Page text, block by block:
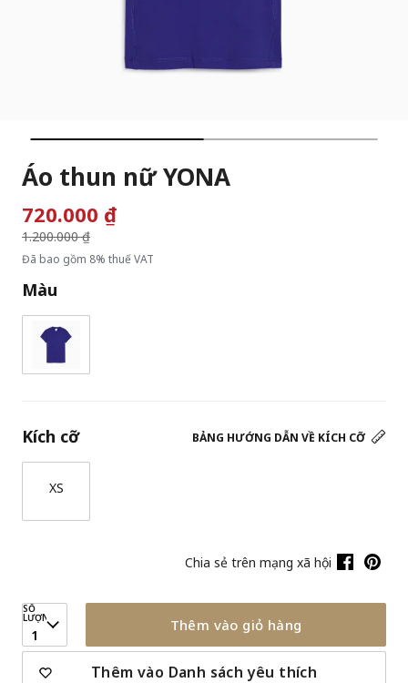
Áo thun nữ YONA
720.000 ₫Giá giảm từ
1.200.000 ₫
đến
Đã bao gồm 8% thuế VAT
Màu
BẢNG HƯỚNG DẪN VỀ KÍCH CỠ
Kích cỡ
XS
Chia sẻ trên mạng xã hội
SỐ
LƯỢNG
1
Thêm vào giỏ hàng
Thêm vào Danh sách yêu thích